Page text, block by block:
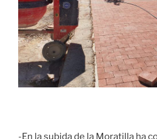
-En la subida de la Moratilla ha